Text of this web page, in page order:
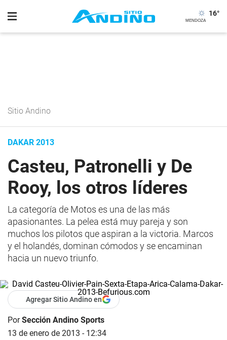
16°
Sitio Andino
DAKAR 2013
Casteu, Patronelli y De
Rooy, los otros líderes
La categoría de Motos es una de las más
apasionantes. La pelea está muy pareja y son
muchos los pilotos que aspiran a la victoria. Marcos
y el holandés, dominan cómodos y se encaminan
hacia un nuevo triunfo.
Agregar Sitio Andino en
PorSección Andino Sports
13 de enero de 2013 - 12:34